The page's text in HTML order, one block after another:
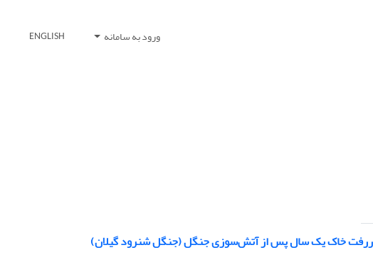
ورود به سامانه ENGLISH
خاک یک سال پس از آتش‌سوزی جنگل (جنگل شنرود گیلان)